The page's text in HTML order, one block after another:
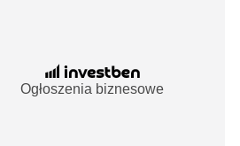
Ogłoszenia biznesowe